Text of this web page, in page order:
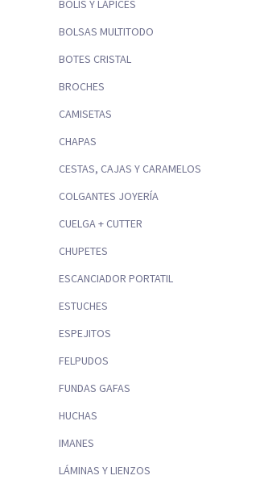
BOLIS Y LÁPICES
BOLSAS MULTITODO
BOTES CRISTAL
BROCHES
CAMISETAS
CHAPAS
CESTAS, CAJAS Y CARAMELOS
COLGANTES JOYERÍA
CUELGA + CUTTER
CHUPETES
ESCANCIADOR PORTATIL
ESTUCHES
ESPEJITOS
FELPUDOS
FUNDAS GAFAS
HUCHAS
IMANES
LÁMINAS Y LIENZOS